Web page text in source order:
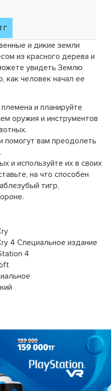
и дикие земли
из красного дерева и
увидеть Землю
как человек начал ее
и планируйте
оружия и инструментов
помогут вам преодолеть
и используйте их в своих
на что способен
тигр,
4 Специальное издание
4